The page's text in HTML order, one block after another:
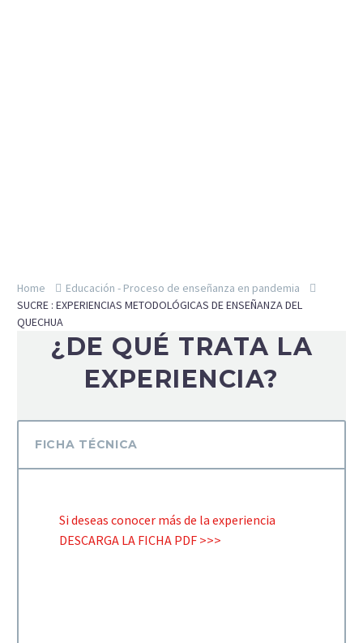
Home
Educación - Proceso de enseñanza en pandemia
SUCRE : EXPERIENCIAS METODOLÓGICAS DE ENSEÑANZA DEL
QUECHUA
¿DE QUÉ TRATA LA
EXPERIENCIA?
FICHA TÉCNICA
Si deseas conocer más de la experiencia
DESCARGA LA FICHA PDF >>>